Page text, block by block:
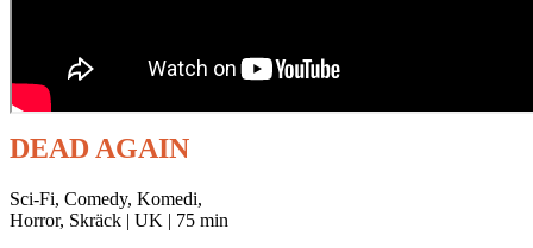
DEAD AGAIN
Sci-Fi, Comedy, Komedi,
Horror, Skräck | UK | 75 min